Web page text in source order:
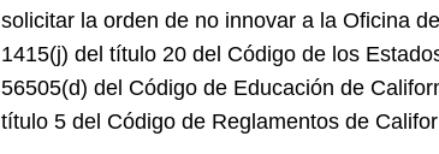
solicitar la orden de no innovar a la Oficina
1415(j) del título 20 del Código de los
56505(d) del Código de Educación de
título 5 del Código de Reglamentos de